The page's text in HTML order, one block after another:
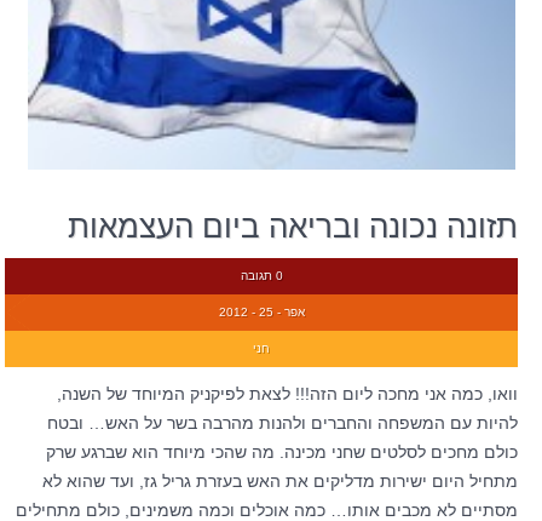
תזונה נכונה ובריאה ביום העצמאות
0 תגובה
אפר - 25 - 2012
חני
וואו, כמה אני מחכה ליום הזה!!! לצאת לפיקניק המיוחד של השנה,
להיות עם המשפחה והחברים ולהנות מהרבה בשר על האש… ובטח
כולם מחכים לסלטים שחני מכינה. מה שהכי מיוחד הוא שברגע שרק
מתחיל היום ישירות מדליקים את האש בעזרת גריל גז, ועד שהוא לא
מסתיים לא מכבים אותו… כמה אוכלים וכמה משמינים, כולם מתחילים